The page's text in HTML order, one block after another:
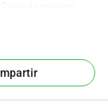
la gran
por Djamila
van